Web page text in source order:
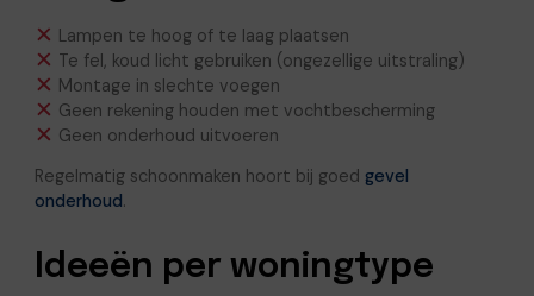
Lampen te hoog of te laag plaatsen
Te fel, koud licht gebruiken (ongezellige uitstraling)
Montage in slechte voegen
Geen rekening houden met vochtbescherming
Geen onderhoud uitvoeren
Regelmatig schoonmaken hoort bij goed gevel
onderhoud.
Ideeën per woningtype